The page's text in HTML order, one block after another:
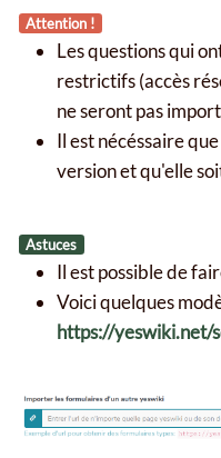
Attention !
Les questions qui
restrictifs (accès
ne seront pas
Il est nécéssaire
version et qu'elle
Astuces
Il est possible de
Voici quelques
https://yeswiki.net/